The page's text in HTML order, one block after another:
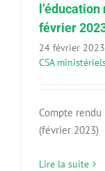
février
24 février 2023
CSA
Compte rendu
(février 2023)
Lire la suite